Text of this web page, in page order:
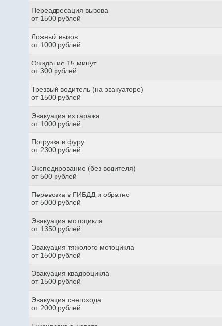
Переадресация вызова
от 1500 рублей
Ложный вызов
от 1000 рублей
Ожидание 15 минут
от 300 рублей
Трезвый водитель (на эвакуаторе)
от 1500 рублей
Эвакуация из гаража
от 1000 рублей
Погрузка в фуру
от 2300 рублей
Экспедирование (без водителя)
от 500 рублей
Перевозка в ГИБДД и обратно
от 5000 рублей
Эвакуация мотоцикла
от 1350 рублей
Эвакуация тяжолого мотоцикла
от 1500 рублей
Эвакуация квадроцикла
от 1500 рублей
Эвакуация снегохода
от 2000 рублей